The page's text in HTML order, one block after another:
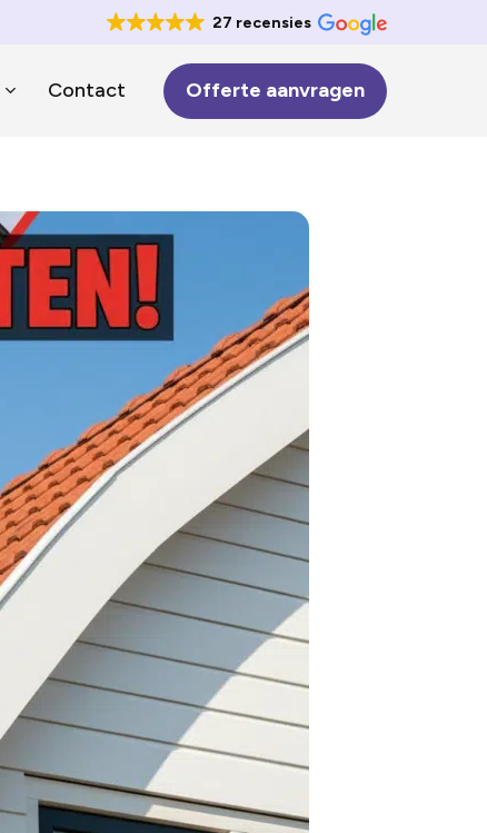
27 recensies
Contact Offerte aanvragen